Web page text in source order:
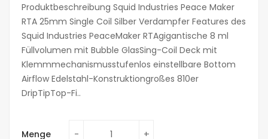
Produktbeschreibung Squid Industries Peace Maker
RTA 25mm Single Coil Silber Verdampfer Features des
Squid Industries PeaceMaker RTAgigantische 8 ml
Füllvolumen mit Bubble GlasSing-Coil Deck mit
Klemmmechanismusstufenlos einstellbare Bottom
Airflow Edelstahl-Konstruktiongroßes 810er
DripTipTop-Fi..
Menge